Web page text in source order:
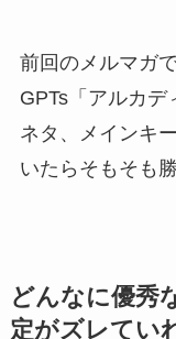
前回のメルマガ
GPTs「アルカ
ネタ、メインキ
いたらそもそも
どんなに優秀
定がズレてい